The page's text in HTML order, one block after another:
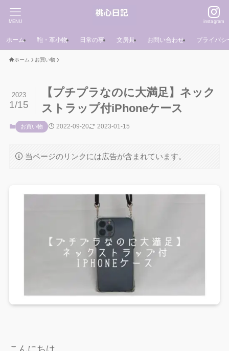
instagram
MENU
ホーム 鞄・革小物 日常の事 文房具 お問い合わせ プライバシ
ホーム お買い物
【プチプラなのに大満足】ネック
ストラップ付iPhoneケース
2023
1/15
お買い物 2022-09-20 2023-01-15
当ページのリンクには広告が含まれています。